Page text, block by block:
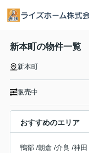
新本町の物件一覧
新本町
販売中
おすすめのエリア
鴨部 /朝倉 /介良 /神田